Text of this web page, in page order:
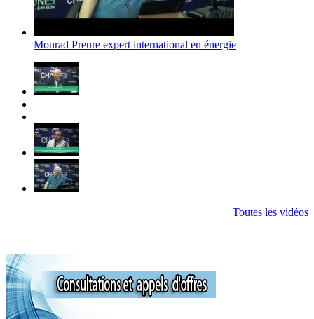
Mourad Preure expert international en énergie
Toutes les vidéos